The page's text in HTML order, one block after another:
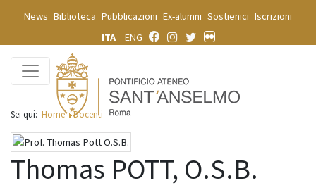
News Biblioteca Pubblicazioni Ex-alumni Sostienici Iscrizioni
ITA
ENG
Sei qui: Home Docenti
Thomas POTT, O.S.B.